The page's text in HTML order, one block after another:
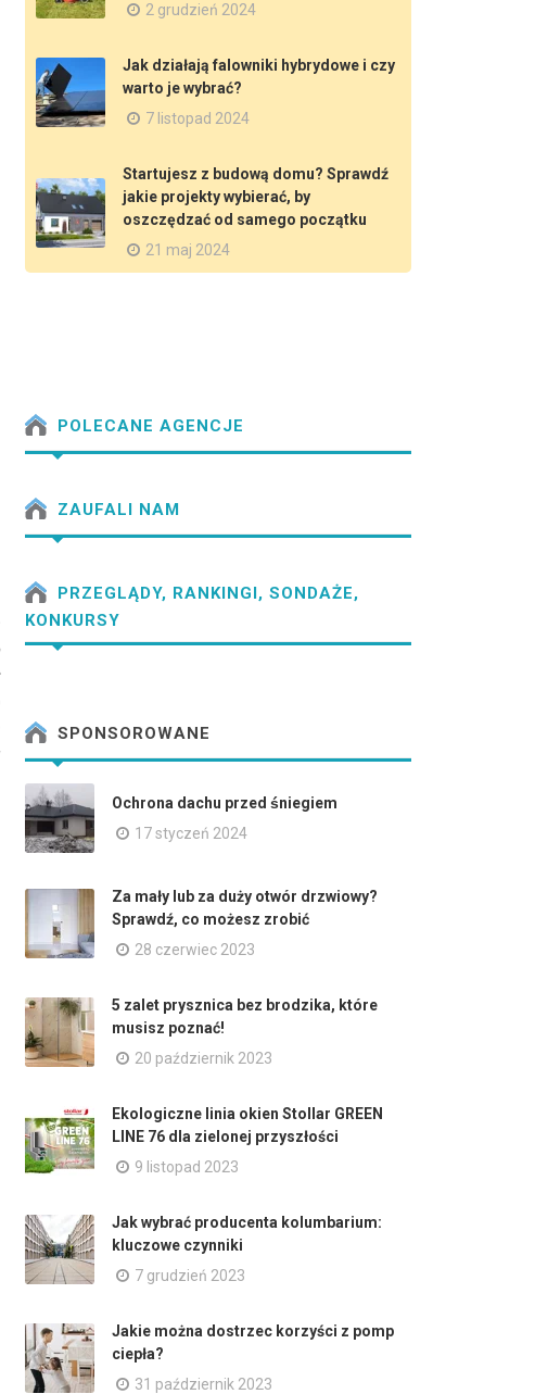
2 grudzień 2024
Jak działają falowniki hybrydowe i czy
warto je wybrać?
7 listopad 2024
Startujesz z budową domu? Sprawdź
jakie projekty wybierać, by
oszczędzać od samego początku
21 maj 2024
POLECANE AGENCJE
ZAUFALI NAM
PRZEGLĄDY, RANKINGI, SONDAŻE,
KONKURSY
SPONSOROWANE
Ochrona dachu przed śniegiem
17 styczeń 2024
Za mały lub za duży otwór drzwiowy?
Sprawdź, co możesz zrobić
28 czerwiec 2023
5 zalet prysznica bez brodzika, które
musisz poznać!
20 październik 2023
Ekologiczne linia okien Stollar GREEN
LINE 76 dla zielonej przyszłości
9 listopad 2023
Jak wybrać producenta kolumbarium:
kluczowe czynniki
7 grudzień 2023
Jakie można dostrzec korzyści z pomp
ciepła?
31 październik 2023